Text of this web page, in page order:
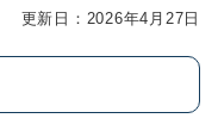
更新日：2026年4月27日